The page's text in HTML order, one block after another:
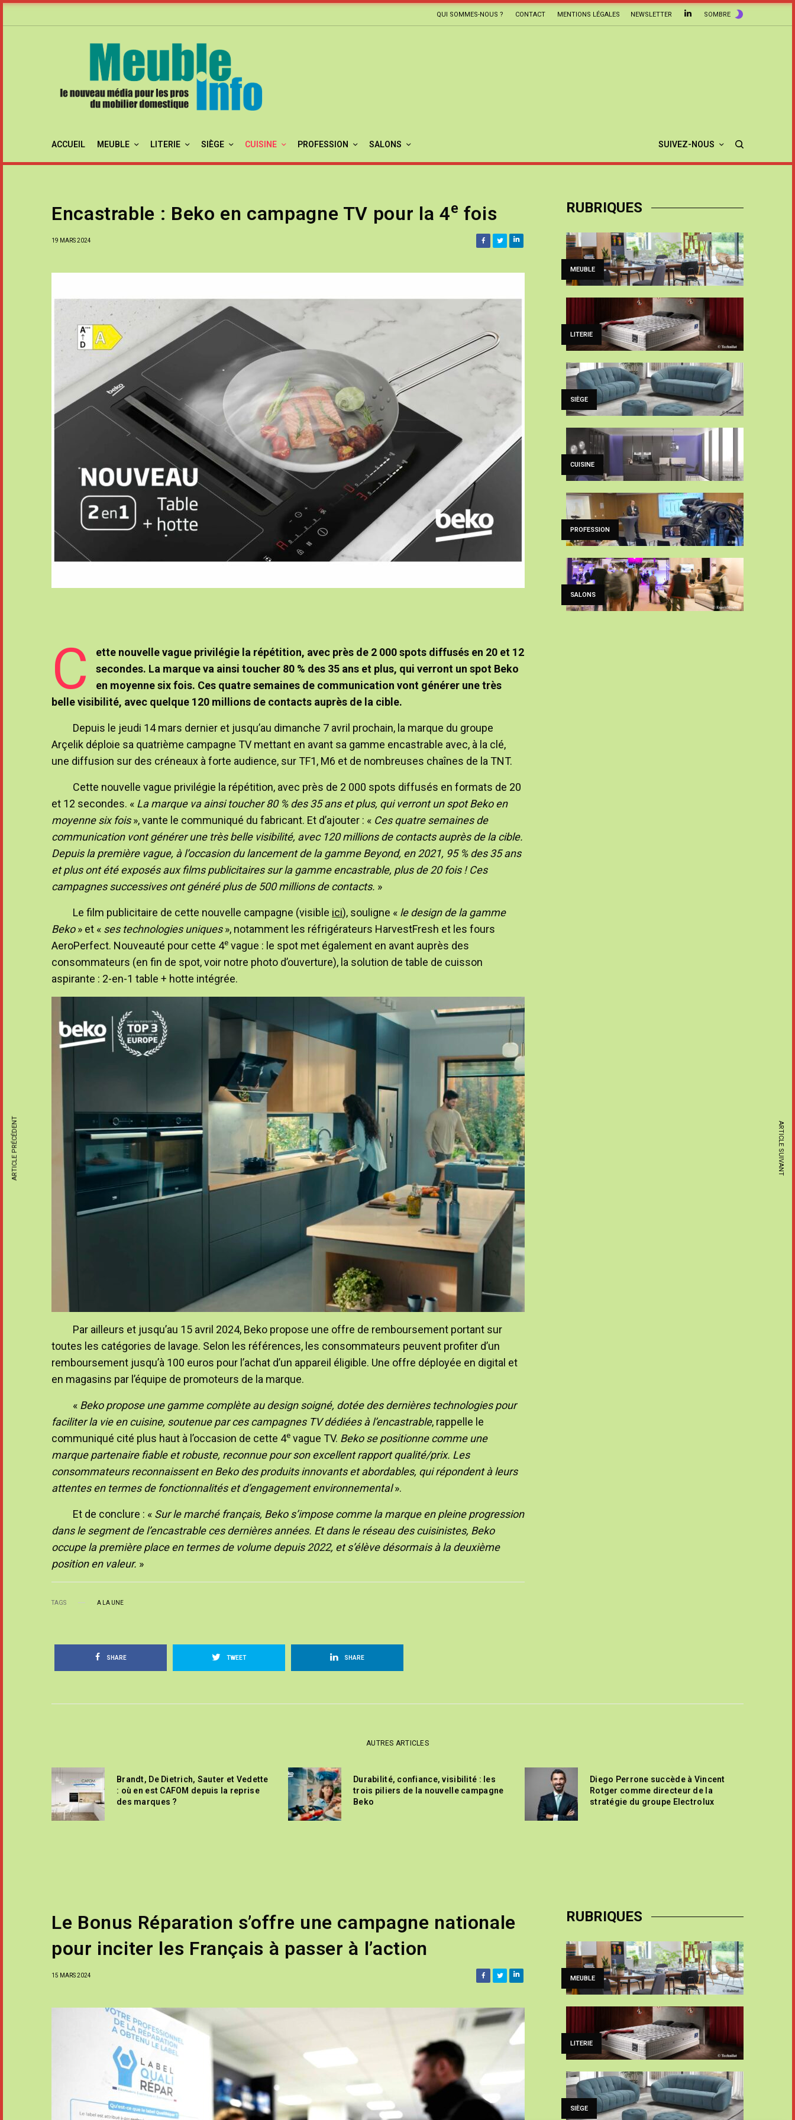
QUI SOMMES-NOUS ? CONTACT MENTIONS LÉGALES NEWSLETTER SOMBRE
ACCUEIL MEUBLE LITERIE SIÈGE CUISINE PROFESSION SALONS SUIVEZ-NOUS
Encastrable : Beko en campagne TV pour la 4e fois
19 MARS 2024
C
ette nouvelle vague privilégie la répétition, avec près de 2 000 spots diffusés en 20 et 12
secondes. La marque va ainsi toucher 80 % des 35 ans et plus, qui verront un spot Beko
en moyenne six fois. Ces quatre semaines de communication vont générer une très
belle visibilité, avec quelque 120 millions de contacts auprès de la cible.
Depuis le jeudi 14 mars dernier et jusqu’au dimanche 7 avril prochain, la marque du groupe
Arçelik déploie sa quatrième campagne TV mettant en avant sa gamme encastrable avec, à la clé,
une diffusion sur des créneaux à forte audience, sur TF1, M6 et de nombreuses chaînes de la TNT.
Cette nouvelle vague privilégie la répétition, avec près de 2 000 spots diffusés en formats de 20
et 12 secondes. « La marque va ainsi toucher 80 % des 35 ans et plus, qui verront un spot Beko en
moyenne six fois», vante le communiqué du fabricant. Et d’ajouter : « Ces quatre semaines de
communication vont générer une très belle visibilité, avec 120 millions de contacts auprès de la cible.
Depuis la première vague, à l’occasion du lancement de la gamme Beyond, en 2021, 95 % des 35 ans
et plus ont été exposés aux films publicitaires sur la gamme encastrable, plus de 20 fois ! Ces
campagnes successives ont généré plus de 500 millions de contacts. »
Le film publicitaire de cette nouvelle campagne (visible ici), souligne « le design de la gamme
Beko» et « ses technologies uniques», notamment les réfrigérateurs HarvestFresh et les fours
AeroPerfect. Nouveauté pour cette 4e vague : le spot met également en avant auprès des
consommateurs (en fin de spot, voir notre photo d’ouverture), la solution de table de cuisson
aspirante : 2-en-1 table + hotte intégrée.
Par ailleurs et jusqu’au 15 avril 2024, Beko propose une offre de remboursement portant sur
toutes les catégories de lavage. Selon les références, les consommateurs peuvent profiter d’un
remboursement jusqu’à 100 euros pour l’achat d’un appareil éligible. Une offre déployée en digital et
en magasins par l’équipe de promoteurs de la marque.
« Beko propose une gamme complète au design soigné, dotée des dernières technologies pour
faciliter la vie en cuisine, soutenue par ces campagnes TV dédiées à l’encastrable, rappelle le
communiqué cité plus haut à l’occasion de cette 4e vague TV. Beko se positionne comme une
marque partenaire fiable et robuste, reconnue pour son excellent rapport qualité/prix. Les
consommateurs reconnaissent en Beko des produits innovants et abordables, qui répondent à leurs
attentes en termes de fonctionnalités et d’engagement environnemental».
Et de conclure : « Sur le marché français, Beko s’impose comme la marque en pleine progression
dans le segment de l’encastrable ces dernières années. Et dans le réseau des cuisinistes, Beko
occupe la première place en termes de volume depuis 2022, et s’élève désormais à la deuxième
position en valeur. »
TAGS A LA UNE
SHARE TWEET SHARE
RUBRIQUES
MEUBLE
LITERIE
SIÈGE
CUISINE
PROFESSION
SALONS
ARTICLE PRÉCÉDENT ARTICLE SUIVANT
AUTRES ARTICLES
Brandt, De Dietrich, Sauter et Vedette
: où en est CAFOM depuis la reprise
des marques ?
Durabilité, confiance, visibilité : les
trois piliers de la nouvelle campagne
Beko
Diego Perrone succède à Vincent
Rotger comme directeur de la
stratégie du groupe Electrolux
Le Bonus Réparation s’offre une campagne nationale
pour inciter les Français à passer à l’action
15 MARS 2024
RUBRIQUES
MEUBLE
LITERIE
SIÈGE